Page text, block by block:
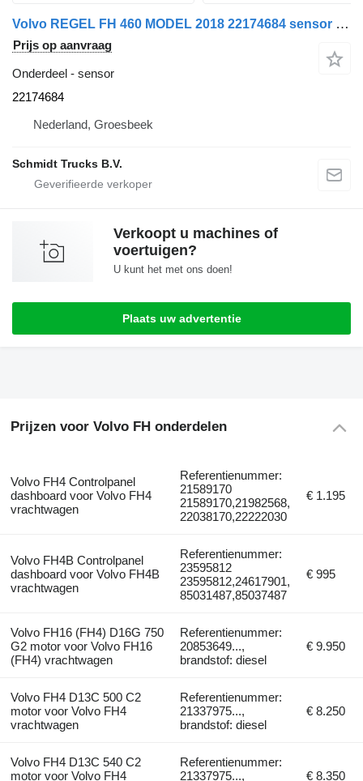
Volvo REGEL FH 460 MODEL 2018 22174684 sensor voor vrachtwagen
Prijs op aanvraag
Onderdeel - sensor
22174684
Nederland, Groesbeek
Schmidt Trucks B.V.
Verkoopt u machines of
voertuigen?
U kunt het met ons doen!
Plaats uw advertentie
Prijzen voor Volvo FH onderdelen
Volvo FH4 Controlpanel
dashboard voor Volvo FH4
vrachtwagen
Referentienummer:
21589170
21589170,21982568,
22038170,22222030
€ 1.195
Volvo FH4B Controlpanel
dashboard voor Volvo FH4B
vrachtwagen
Referentienummer:
23595812
23595812,24617901,
85031487,85037487
€ 995
Volvo FH16 (FH4) D16G 750
G2 motor voor Volvo FH16
(FH4) vrachtwagen
Referentienummer:
20853649...,
brandstof: diesel
€ 9.950
Volvo FH4 D13C 500 C2
motor voor Volvo FH4
vrachtwagen
Referentienummer:
21337975...,
brandstof: diesel
€ 8.250
Volvo FH4 D13C 540 C2
motor voor Volvo FH4
Referentienummer:
21337975...,
€ 8.350